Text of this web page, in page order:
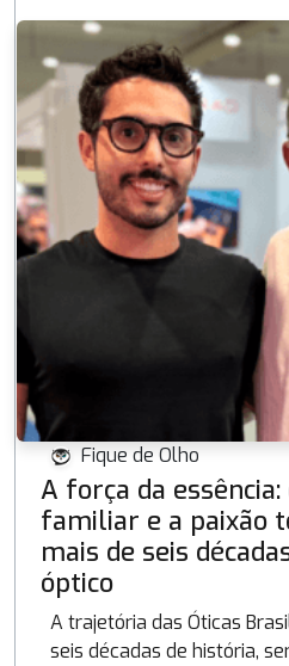
Fique de Olho
A força da
familiar e a paixão
mais de seis
óptico
A trajetória das Óticas
seis décadas de história,